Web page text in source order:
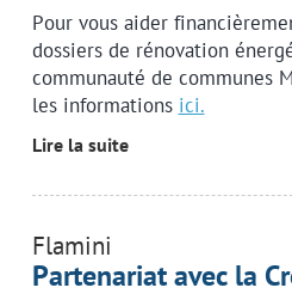
Pour vous aider
dossiers de rénovation
communauté de communes
les informations ici.
Lire la suite
Flamini
Partenariat avec la